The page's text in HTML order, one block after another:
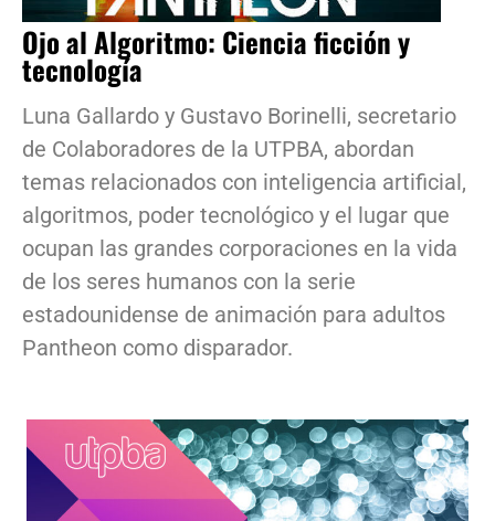
Ojo al Algoritmo: Ciencia ficción y
tecnología
Luna Gallardo y Gustavo Borinelli, secretario
de Colaboradores de la UTPBA, abordan
temas relacionados con inteligencia artificial,
algoritmos, poder tecnológico y el lugar que
ocupan las grandes corporaciones en la vida
de los seres humanos con la serie
estadounidense de animación para adultos
Pantheon como disparador.